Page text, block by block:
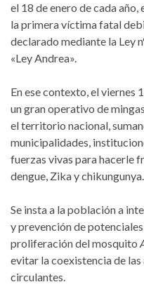
el 18 de enero de cada
la primera víctima fatal
declarado mediante la Ley
«Ley Andrea».
En ese contexto, el viernes
un gran operativo de
el territorio nacional,
municipalidades,
fuerzas vivas para hacerle
dengue, Zika y chikungunya.
Se insta a la población a
y prevención de
proliferación del mosquito
evitar la coexistencia de
circulantes.